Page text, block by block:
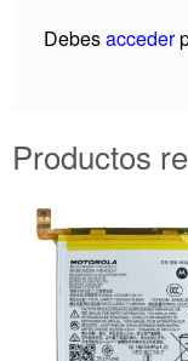
Debesacceder
Productos